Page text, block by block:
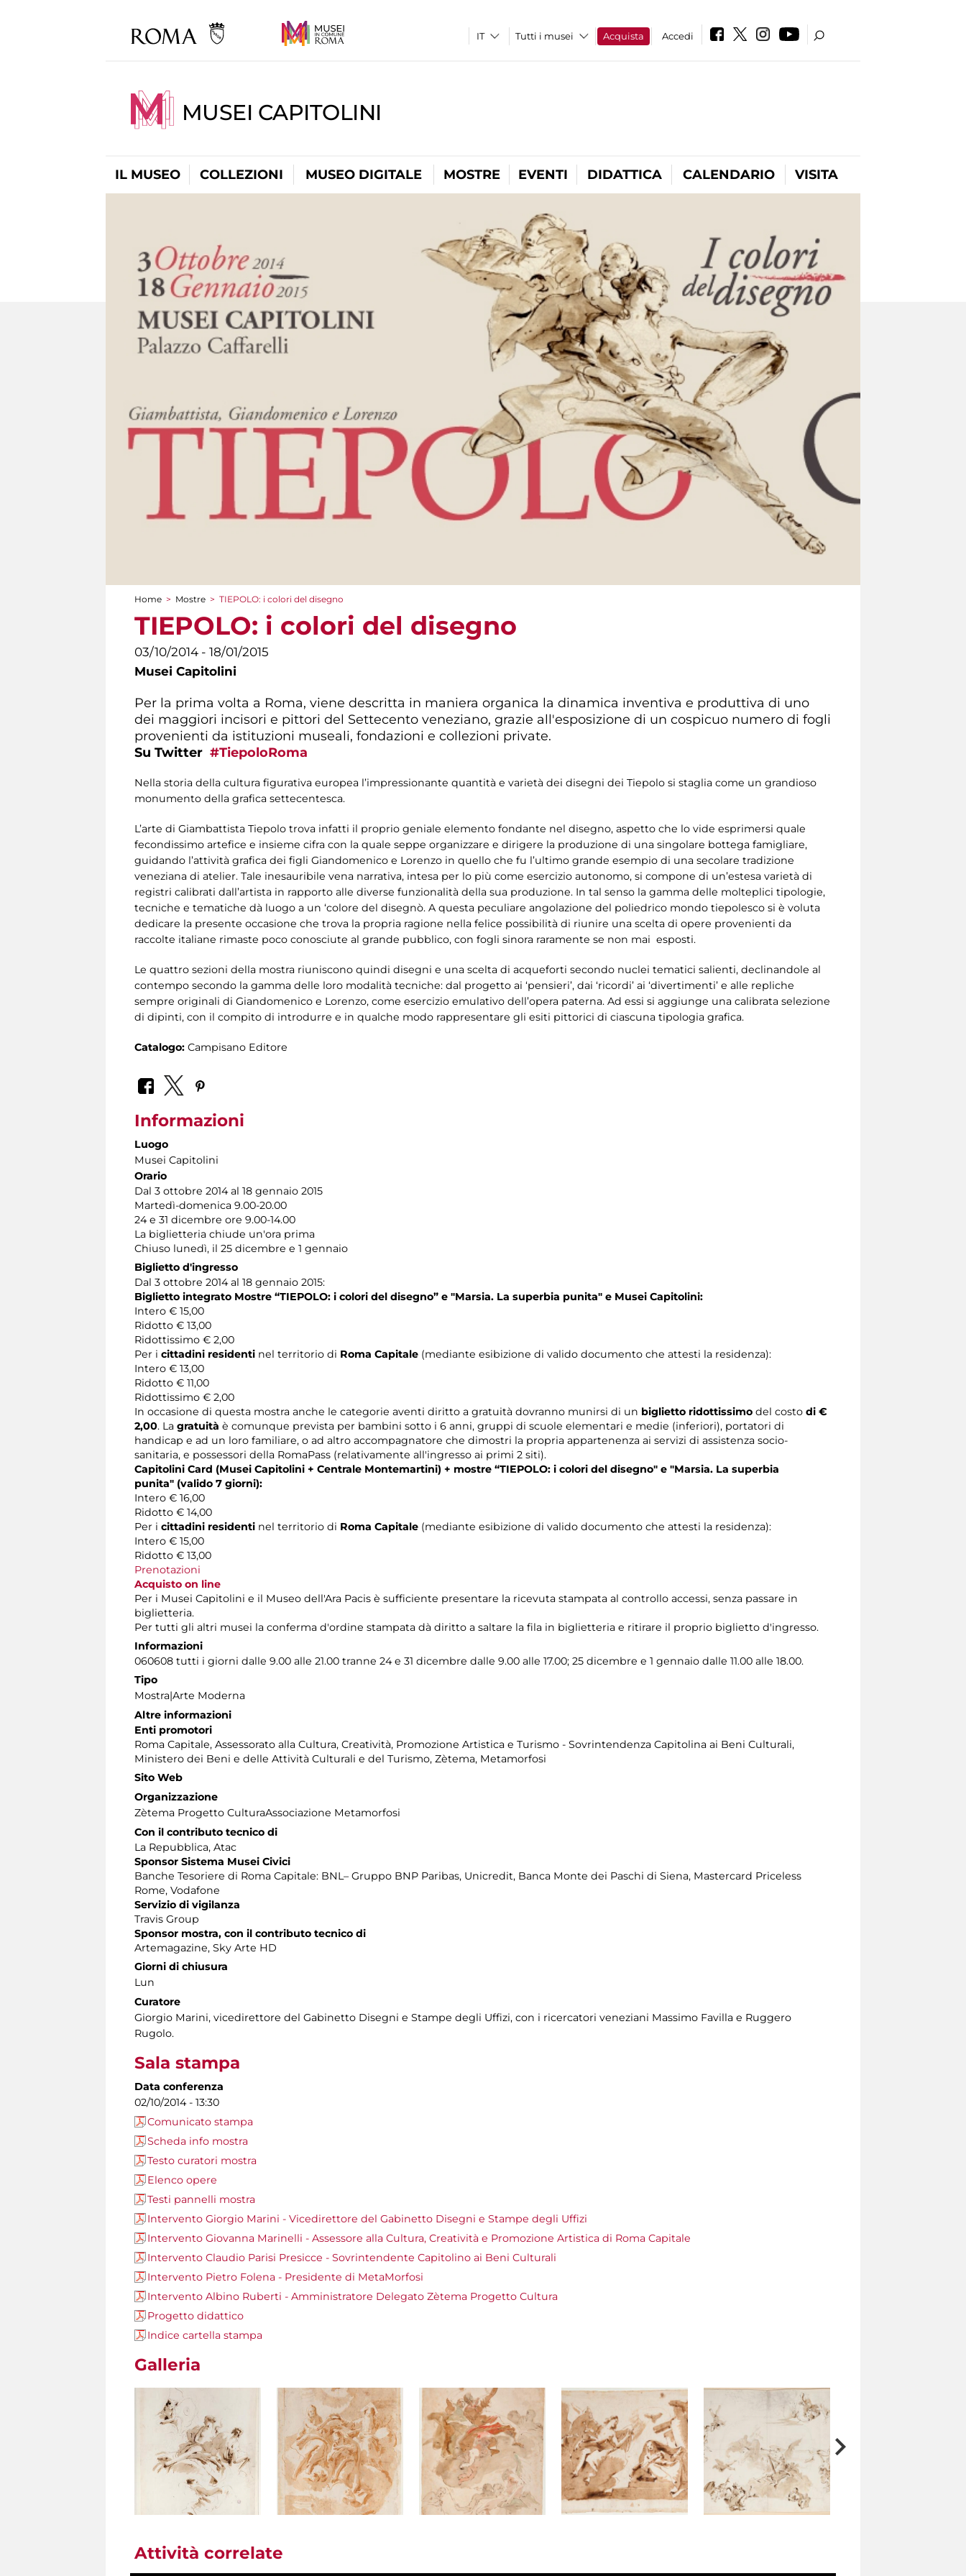
Tutti i musei Acquista Accedi
MUSEI CAPITOLINI
IL MUSEO COLLEZIONI MUSEO DIGITALE MOSTRE EVENTI DIDATTICA CALENDARIO VISITA
Tu sei qui
Home > Mostre > TIEPOLO: i colori del disegno
TIEPOLO: i colori del disegno
03/10/2014 - 18/01/2015
Musei Capitolini
Per la prima volta a Roma, viene descritta in maniera organica la dinamica inventiva e produttiva di uno
dei maggiori incisori e pittori del Settecento veneziano, grazie all'esposizione di un cospicuo numero di fogli
provenienti da istituzioni museali, fondazioni e collezioni private.
Su Twitter #TiepoloRoma
Nella storia della cultura figurativa europea l’impressionante quantità e varietà dei disegni dei Tiepolo si staglia come un grandioso
monumento della grafica settecentesca.
L’arte di Giambattista Tiepolo trova infatti il proprio geniale elemento fondante nel disegno, aspetto che lo vide esprimersi quale
fecondissimo artefice e insieme cifra con la quale seppe organizzare e dirigere la produzione di una singolare bottega famigliare,
guidando l’attività grafica dei figli Giandomenico e Lorenzo in quello che fu l’ultimo grande esempio di una secolare tradizione
veneziana di atelier. Tale inesauribile vena narrativa, intesa per lo più come esercizio autonomo, si compone di un’estesa varietà di
registri calibrati dall’artista in rapporto alle diverse funzionalità della sua produzione. In tal senso la gamma delle molteplici tipologie,
tecniche e tematiche dà luogo a un ‘colore del disegnò. A questa peculiare angolazione del poliedrico mondo tiepolesco si è voluta
dedicare la presente occasione che trova la propria ragione nella felice possibilità di riunire una scelta di opere provenienti da
raccolte italiane rimaste poco conosciute al grande pubblico, con fogli sinora raramente se non mai esposti.
Le quattro sezioni della mostra riuniscono quindi disegni e una scelta di acqueforti secondo nuclei tematici salienti, declinandole al
contempo secondo la gamma delle loro modalità tecniche: dal progetto ai ‘pensieri’, dai ‘ricordi’ ai ‘divertimenti’ e alle repliche
sempre originali di Giandomenico e Lorenzo, come esercizio emulativo dell’opera paterna. Ad essi si aggiunge una calibrata selezione
di dipinti, con il compito di introdurre e in qualche modo rappresentare gli esiti pittorici di ciascuna tipologia grafica.
Catalogo: Campisano Editore
Informazioni
Luogo
Musei Capitolini
Orario
Dal 3 ottobre 2014 al 18 gennaio 2015
Martedì-domenica 9.00-20.00
24 e 31 dicembre ore 9.00-14.00
La biglietteria chiude un'ora prima
Chiuso lunedì, il 25 dicembre e 1 gennaio
Biglietto d'ingresso
Dal 3 ottobre 2014 al 18 gennaio 2015:
Biglietto integrato Mostre “TIEPOLO: i colori del disegno” e "Marsia. La superbia punita" e Musei Capitolini:
Intero € 15,00
Ridotto € 13,00
Ridottissimo € 2,00
Per i cittadini residenti nel territorio di Roma Capitale (mediante esibizione di valido documento che attesti la residenza):
Intero € 13,00
Ridotto € 11,00
Ridottissimo € 2,00
In occasione di questa mostra anche le categorie aventi diritto a gratuità dovranno munirsi di un biglietto ridottissimo del costo di €
2,00. La gratuità è comunque prevista per bambini sotto i 6 anni, gruppi di scuole elementari e medie (inferiori), portatori di
handicap e ad un loro familiare, o ad altro accompagnatore che dimostri la propria appartenenza ai servizi di assistenza socio-
sanitaria, e possessori della RomaPass (relativamente all'ingresso ai primi 2 siti).
Capitolini Card (Musei Capitolini + Centrale Montemartini) + mostre “TIEPOLO: i colori del disegno" e "Marsia. La superbia
punita" (valido 7 giorni):
Intero € 16,00
Ridotto € 14,00
Per i cittadini residenti nel territorio di Roma Capitale (mediante esibizione di valido documento che attesti la residenza):
Intero € 15,00
Ridotto € 13,00
Prenotazioni
Acquisto on line
Per i Musei Capitolini e il Museo dell'Ara Pacis è sufficiente presentare la ricevuta stampata al controllo accessi, senza passare in
biglietteria.
Per tutti gli altri musei la conferma d'ordine stampata dà diritto a saltare la fila in biglietteria e ritirare il proprio biglietto d'ingresso.
Informazioni
060608 tutti i giorni dalle 9.00 alle 21.00 tranne 24 e 31 dicembre dalle 9.00 alle 17.00; 25 dicembre e 1 gennaio dalle 11.00 alle 18.00.
Tipo
Mostra|Arte Moderna
Altre informazioni
Enti promotori
Roma Capitale, Assessorato alla Cultura, Creatività, Promozione Artistica e Turismo - Sovrintendenza Capitolina ai Beni Culturali,
Ministero dei Beni e delle Attività Culturali e del Turismo, Zètema, Metamorfosi
Sito Web
Organizzazione
Zètema Progetto CulturaAssociazione Metamorfosi
Con il contributo tecnico di
La Repubblica, Atac
Sponsor Sistema Musei Civici
Banche Tesoriere di Roma Capitale: BNL– Gruppo BNP Paribas, Unicredit, Banca Monte dei Paschi di Siena, Mastercard Priceless
Rome, Vodafone
Servizio di vigilanza
Travis Group
Sponsor mostra, con il contributo tecnico di
Artemagazine, Sky Arte HD
Giorni di chiusura
Lun
Curatore
Giorgio Marini, vicedirettore del Gabinetto Disegni e Stampe degli Uffizi, con i ricercatori veneziani Massimo Favilla e Ruggero
Rugolo.
Sala stampa
Data conferenza
02/10/2014 - 13:30
Comunicato stampa
Scheda info mostra
Testo curatori mostra
Elenco opere
Testi pannelli mostra
Intervento Giorgio Marini - Vicedirettore del Gabinetto Disegni e Stampe degli Uffizi
Intervento Giovanna Marinelli - Assessore alla Cultura, Creatività e Promozione Artistica di Roma Capitale
Intervento Claudio Parisi Presicce - Sovrintendente Capitolino ai Beni Culturali
Intervento Pietro Folena - Presidente di MetaMorfosi
Intervento Albino Ruberti - Amministratore Delegato Zètema Progetto Cultura
Progetto didattico
Indice cartella stampa
Galleria
Attività correlate